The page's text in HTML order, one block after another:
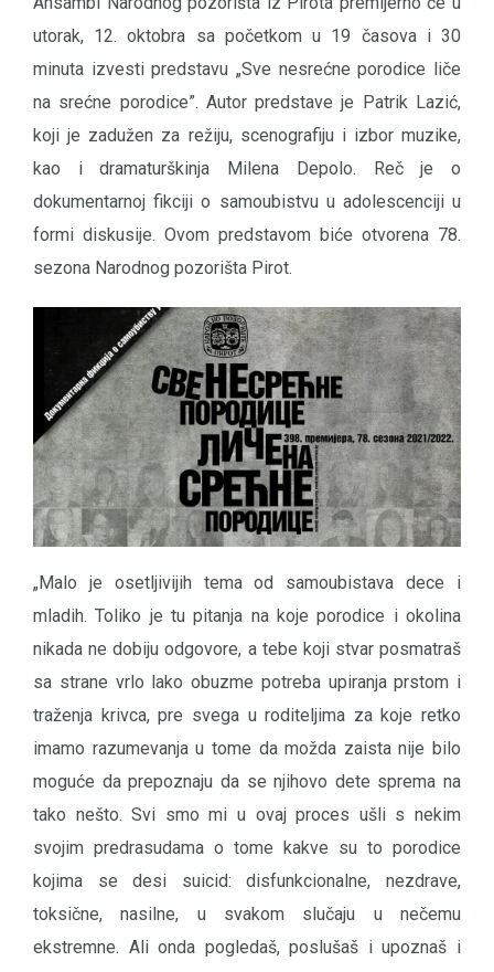
utorak, 12. oktobra sa početkom u 19 časova i 30
minuta izvesti predstavu „Sve nesrećne porodice liče
na srećne porodice”. Autor predstave je Patrik Lazić,
koji je zadužen za režiju, scenografiju i izbor muzike,
kao i dramaturškinja Milena Depolo. Reč je o
dokumentarnoj fikciji o samoubistvu u adolescenciji u
formi diskusije. Ovom predstavom biće otvorena 78.
sezona Narodnog pozorišta Pirot.
„Malo je osetljivijih tema od samoubistava dece i
mladih. Toliko je tu pitanja na koje porodice i okolina
nikada ne dobiju odgovore, a tebe koji stvar posmatraš
sa strane vrlo lako obuzme potreba upiranja prstom i
traženja krivca, pre svega u roditeljima za koje retko
imamo razumevanja u tome da možda zaista nije bilo
moguće da prepoznaju da se njihovo dete sprema na
tako nešto. Svi smo mi u ovaj proces ušli s nekim
svojim predrasudama o tome kakve su to porodice
kojima se desi suicid: disfunkcionalne, nezdrave,
toksične, nasilne, u svakom slučaju u nečemu
ekstremne. Ali onda pogledaš, poslušaš i upoznaš i